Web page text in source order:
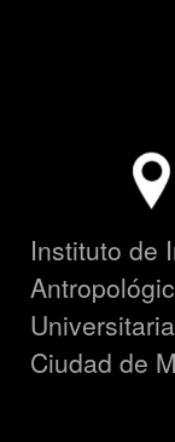
Instituto de
Ciudad de